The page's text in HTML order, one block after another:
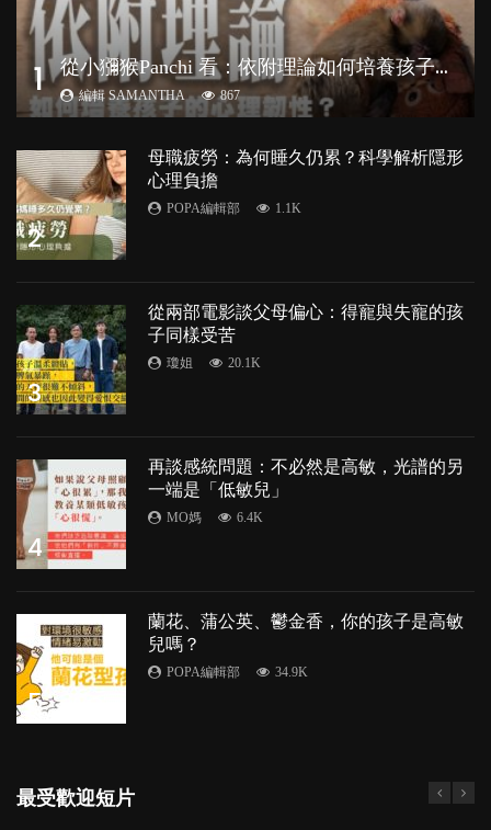
1 從
小獼猴Panchi 看：依附理論如何培養孩子心理韌性？
編輯 SAMANTHA 867
2
母職疲勞：為何睡久仍累？科學解析隱形
心理負擔
POPA編輯部 1.1K
3
從兩部電影談父母偏心：得寵與失寵的孩
子同樣受苦
瓊姐 20.1K
4
再談感統問題：不必然是高敏，光譜的另
一端是「低敏兒」
MO媽 6.4K
5
蘭花、蒲公英、鬱金香，你的孩子是高敏
兒嗎？
POPA編輯部 34.9K
最受歡迎短片